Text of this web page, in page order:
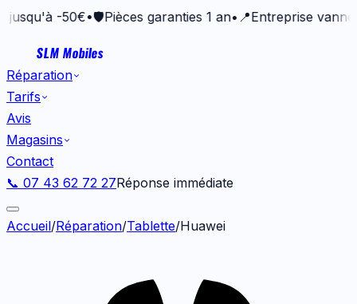
-50€•🛡️Pièces garanties 1 an•📍Entreprise vannetaise
SLM Mobiles
Réparation
Tarifs
Avis
Magasins
Contact
📞 07 43 62 72 27Réponse immédiate
Accueil/Réparation/Tablette/Huawei